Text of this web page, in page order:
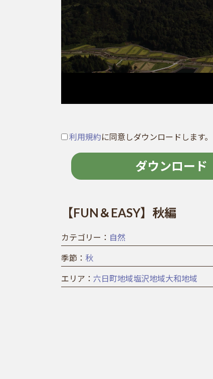
利用規約に同意しダウンロードします。
ダウンロード
【FUN＆EASY】秋編
カテゴリー： 自然
季節： 秋
エリア： 六日町地域塩沢地域大和地域